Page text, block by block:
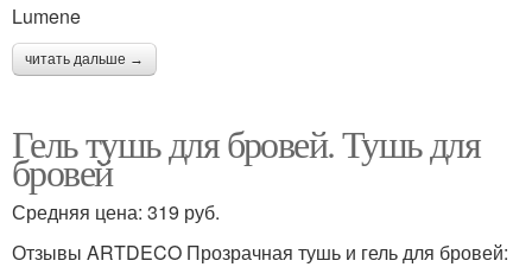
Lumene
читать дальше →
Гель тушь для бровей. Тушь для
бровей
Средняя цена: 319 руб.
Отзывы ARTDECO Прозрачная тушь и гель для бровей: